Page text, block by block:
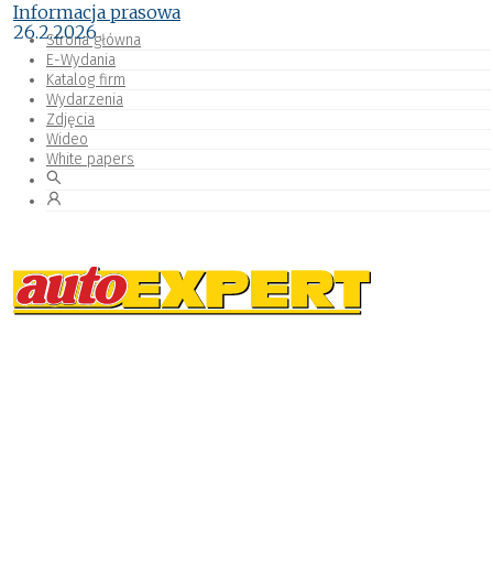
Strona główna
E-Wydania
Katalog firm
Wydarzenia
Zdjęcia
Wideo
White papers
Informacja prasowa
26.2.2026